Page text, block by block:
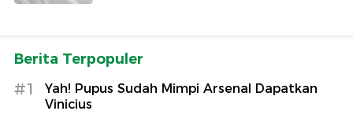
Berita Terpopuler
#1
Yah! Pupus Sudah Mimpi Arsenal Dapatkan
Vinicius